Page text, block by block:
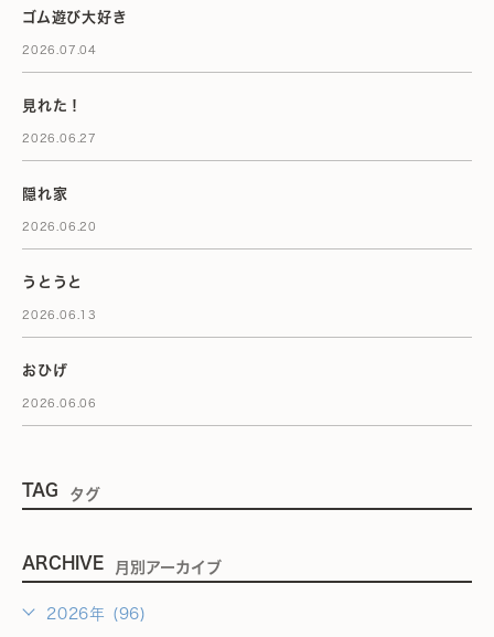
ゴム遊び大好き
2026.07.04
見れた！
2026.06.27
隠れ家
2026.06.20
うとうと
2026.06.13
おひげ
2026.06.06
TAG タグ
ARCHIVE 月別アーカイブ
2026年 (96)